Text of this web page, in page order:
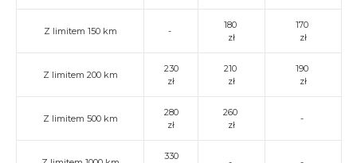
Z limitem 150 km -
180
zł
170
zł
Z limitem 200 km
230
zł
210
zł
190
zł
Z limitem 500 km
280
zł
260
zł
-
330